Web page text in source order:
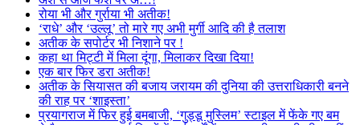
रोया भी और गुर्राया भी अतीक!
‘राधे’ और ‘उल्लू’ तो मारे गए अभी मुर्गी आदि की है तलाश
अतीक के सपोर्टर भी निशाने पर !
कहा था मिट्टी में मिला दूंगा, मिलाकर दिखा दिया!
एक बार फिर डरा अतीक!
अतीक के सियासत की बजाय जरायम की दुनिया की उत्तराधिकारी बनने
की राह पर ‘शाइस्ता’
प्रयागराज में फिर हुई बमबाजी, ‘गुड्डू मुस्लिम’ स्टाइल में फेंके गए बम